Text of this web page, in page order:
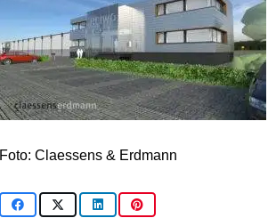
Foto: Claessens & Erdmann